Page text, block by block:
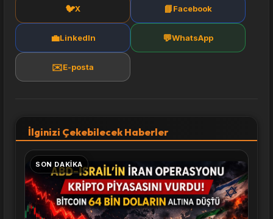
🐦X 📘Facebook
💼LinkedIn 💬WhatsApp
✉️E-posta
İlginizi Çekebilecek Haberler
SON DAKIKA